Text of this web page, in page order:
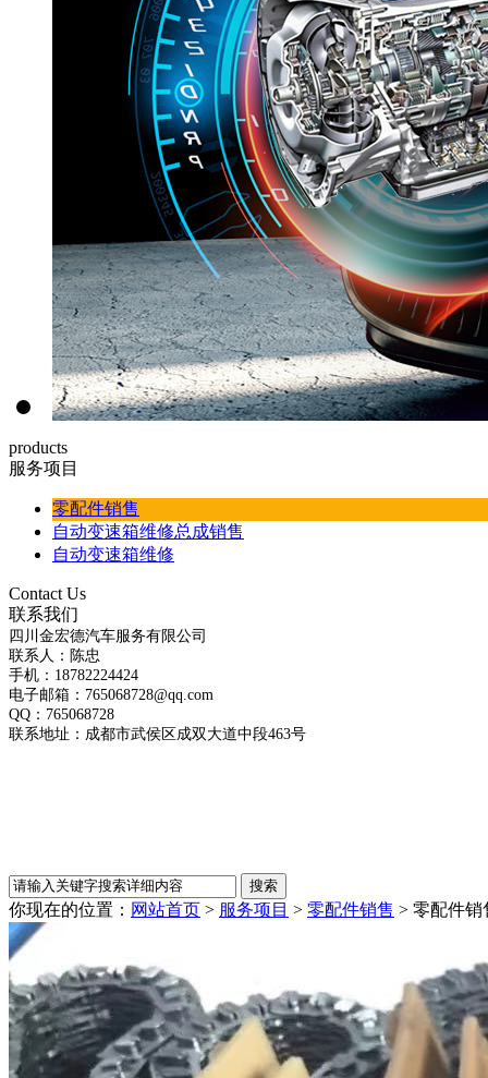
products
服务项目
零配件销售
自动变速箱维修总成销售
自动变速箱维修
Contact Us
联系我们
四川金宏德汽车服务有限公司
联系人：陈忠
手机：18782224424
电子邮箱： 765068728@qq.com
QQ： 765068728
联系地址：成都市武侯区成双大道中段463号
你现在的位置： 网站首页 > 服务项目 > 零配件销售 > 零配件销